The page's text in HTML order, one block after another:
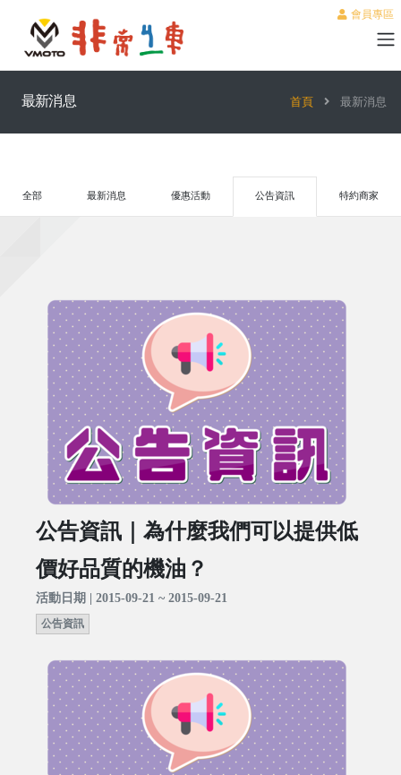
會員專區
最新消息 首頁 最新消息
全部 最新消息 優惠活動 公告資訊 特約商家
公告資訊｜為什麼我們可以提供低
價好品質的機油？
活動日期 | 2015-09-21 ~ 2015-09-21
公告資訊